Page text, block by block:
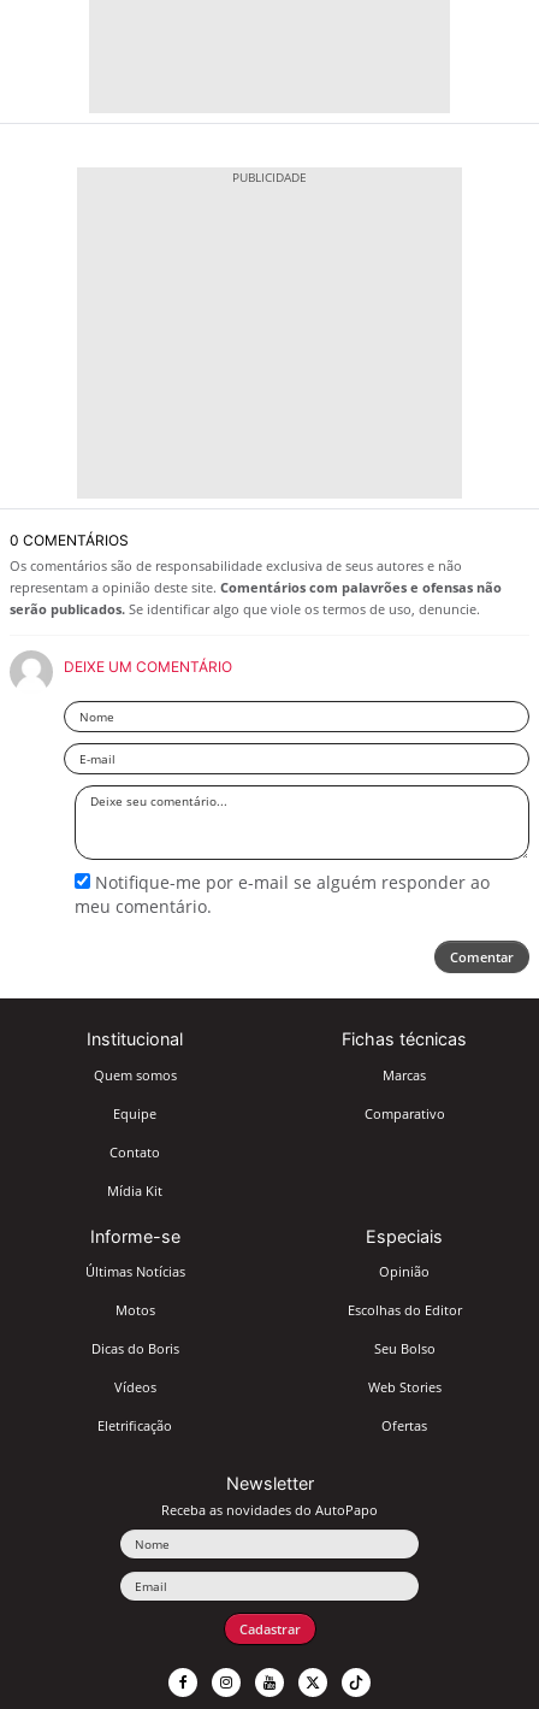
0 COMENTÁRIOS
Os comentários são de responsabilidade exclusiva de seus autores e não
representam a opinião deste site. Comentários com palavrões e ofensas não
serão publicados. Se identificar algo que viole os termos de uso, denuncie.
DEIXE UM COMENTÁRIO
Nome
Email
Deixe
Notifique-me por e-mail se alguém responder ao
meu comentário.
Comentar
Institucional
Quem somos
Equipe
Contato
Mídia Kit
Fichas técnicas
Marcas
Comparativo
Informe-se
Últimas Notícias
Motos
Dicas do Boris
Vídeos
Eletrificação
Especiais
Opinião
Escolhas do Editor
Seu Bolso
Web Stories
Ofertas
Newsletter
Receba as novidades do AutoPapo
Cadastrar